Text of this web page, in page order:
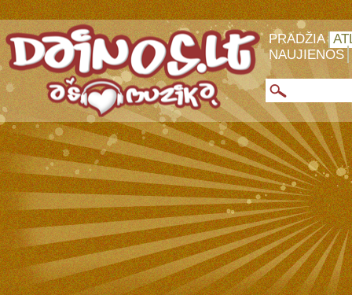
PRADŽIA
NAUJIENOS